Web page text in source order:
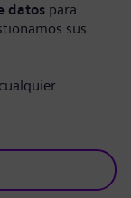
datos para
sus